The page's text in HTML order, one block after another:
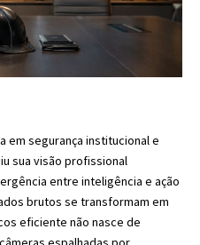
em segurança institucional e
sua visão profissional
entre inteligência e ação
brutos se transformam em
eficiente não nasce de